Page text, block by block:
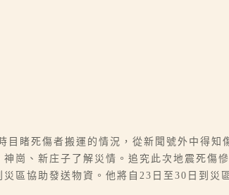
睹死傷者搬運的情況，從新聞號外中得知
崗、新庄子了解災情。追究此次地震死傷
區協助發送物資。他將自23日至30日到災